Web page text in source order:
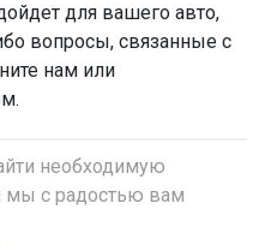
для вашего авто,
вопросы, связанные с
нам или
необходимую
мы с радостью вам